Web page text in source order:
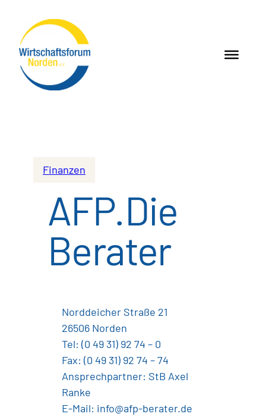
Finanzen
AFP.Die
Berater
Norddeicher Straße 21
26506 Norden
Tel: (0 49 31) 92 74 – 0
Fax: (0 49 31) 92 74 – 74
Ansprechpartner: StB Axel
Ranke
E-Mail: info@afp-berater.de